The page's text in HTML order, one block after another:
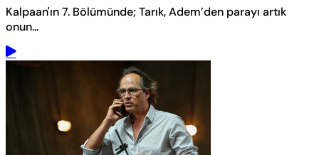
Kalpaan'ın 7. Bölümünde; Tarık, Adem’den parayı artık
onun...